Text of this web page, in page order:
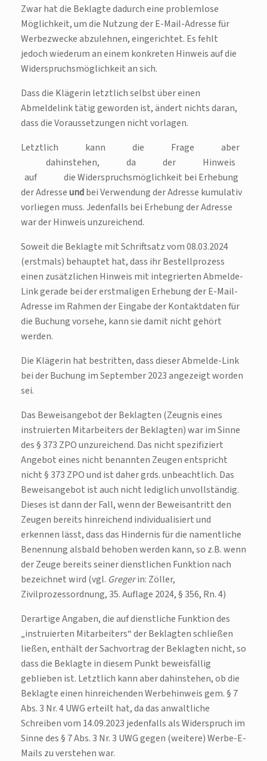
Zwar hat die Beklagte dadurch eine problemlose
Möglichkeit, um die Nutzung der E-Mail-Adresse für
Werbezwecke abzulehnen, eingerichtet. Es fehlt
jedoch wiederum an einem konkreten Hinweis auf die
Widerspruchsmöglichkeit an sich.
Dass die Klägerin letztlich selbst über einen
Abmeldelink tätig geworden ist, ändert nichts daran,
dass die Voraussetzungen nicht vorlagen.
Letztlich kann die Frage aber
dahinstehen, da der Hinweis
auf die Widerspruchsmöglichkeit bei Erhebung
der Adresseundbei Verwendung der Adresse kumulativ
vorliegen muss. Jedenfalls bei Erhebung der Adresse
war der Hinweis unzureichend.
Soweit die Beklagte mit Schriftsatz vom 08.03.2024
(erstmals) behauptet hat, dass ihr Bestellprozess
einen zusätzlichen Hinweis mit integrierten Abmelde-
Link gerade bei der erstmaligen Erhebung der E-Mail-
Adresse im Rahmen der Eingabe der Kontaktdaten für
die Buchung vorsehe, kann sie damit nicht gehört
werden.
Die Klägerin hat bestritten, dass dieser Abmelde-Link
bei der Buchung im September 2023 angezeigt worden
sei.
Das Beweisangebot der Beklagten (Zeugnis eines
instruierten Mitarbeiters der Beklagten) war im Sinne
des § 373 ZPO unzureichend. Das nicht spezifiziert
Angebot eines nicht benannten Zeugen entspricht
nicht § 373 ZPO und ist daher grds. unbeachtlich. Das
Beweisangebot ist auch nicht lediglich unvollständig.
Dieses ist dann der Fall, wenn der Beweisantritt den
Zeugen bereits hinreichend individualisiert und
erkennen lässt, dass das Hindernis für die namentliche
Benennung alsbald behoben werden kann, so z.B. wenn
der Zeuge bereits seiner dienstlichen Funktion nach
bezeichnet wird (vgl. Gregerin: Zöller,
Zivilprozessordnung, 35. Auflage 2024, § 356, Rn. 4)
Derartige Angaben, die auf dienstliche Funktion des
„instruierten Mitarbeiters“ der Beklagten schließen
ließen, enthält der Sachvortrag der Beklagten nicht, so
dass die Beklagte in diesem Punkt beweisfällig
geblieben ist. Letztlich kann aber dahinstehen, ob die
Beklagte einen hinreichenden Werbehinweis gem. § 7
Abs. 3 Nr. 4 UWG erteilt hat, da das anwaltliche
Schreiben vom 14.09.2023 jedenfalls als Widerspruch im
Sinne des § 7 Abs. 3 Nr. 3 UWG gegen (weitere) Werbe-E-
Mails zu verstehen war.